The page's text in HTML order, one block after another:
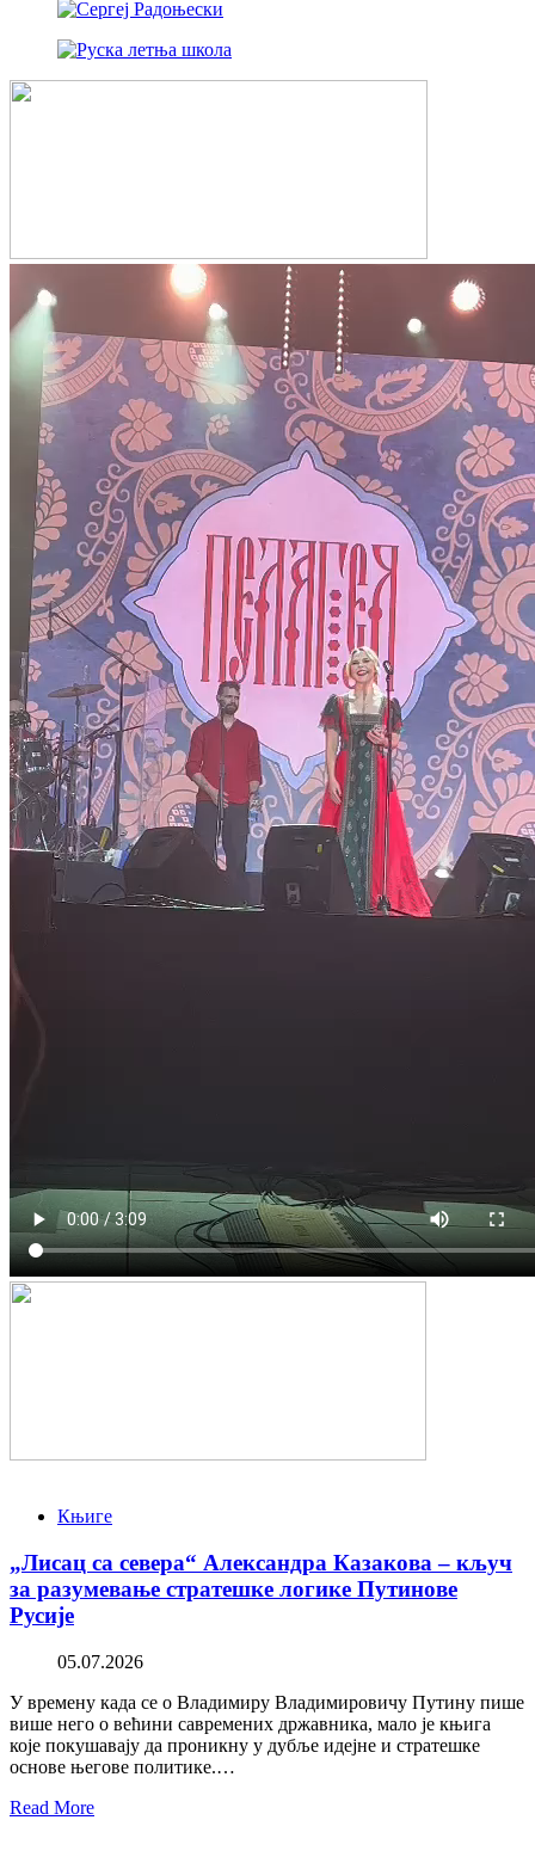
Књиге
„Лисац са севера“ Александра Казакова – кључ
за разумевање стратешке логике Путинове
Русије
05.07.2026
У времену када се о Владимиру Владимировичу Путину пише
више него о већини савремених државника, мало је књига
које покушавају да проникну у дубље идејне и стратешке
основе његове политике.…
Read More